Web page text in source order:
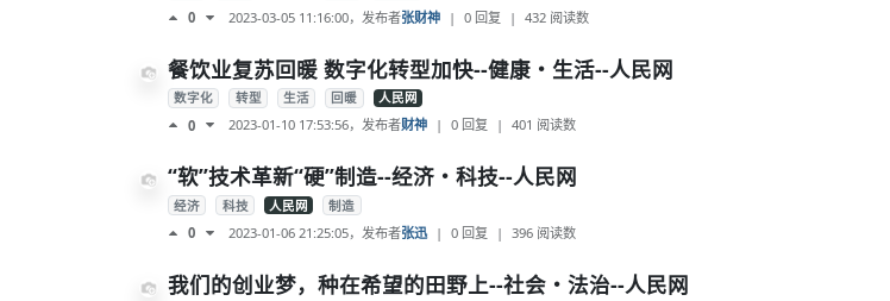
0 2023-03-05 11:16:00，发布者张财神 | 0 回复 | 432 阅读数
餐饮业复苏回暖 数字化转型加快--健康・生活--人民网
数字化 转型 生活 回暖 人民网
0 2023-01-10 17:53:56，发布者财神 | 0 回复 | 401 阅读数
“软”技术革新“硬”制造--经济・科技--人民网
经济 科技 人民网 制造
0 2023-01-06 21:25:05，发布者张迅 | 0 回复 | 396 阅读数
我们的创业梦，种在希望的田野上--社会・法治--人民网